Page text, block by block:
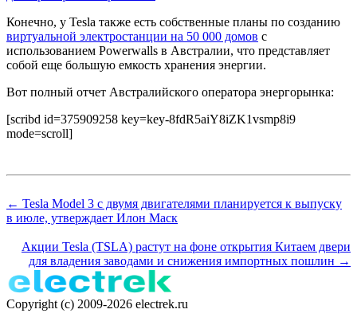
Конечно, у Tesla также есть собственные планы по созданию
виртуальной электростанции на 50 000 домов с
использованием Powerwalls в Австралии, что представляет
собой еще большую емкость хранения энергии.
Вот полный отчет Австралийского оператора энергорынка:
[scribd id=375909258 key=key-8fdR5aiY8iZK1vsmp8i9
mode=scroll]
← Tesla Model 3 с двумя двигателями планируется к выпуску
в июле, утверждает Илон Маск
Акции Tesla (TSLA) растут на фоне открытия Китаем двери
для владения заводами и снижения импортных пошлин →
Copyright (c) 2009-2026 electrek.ru